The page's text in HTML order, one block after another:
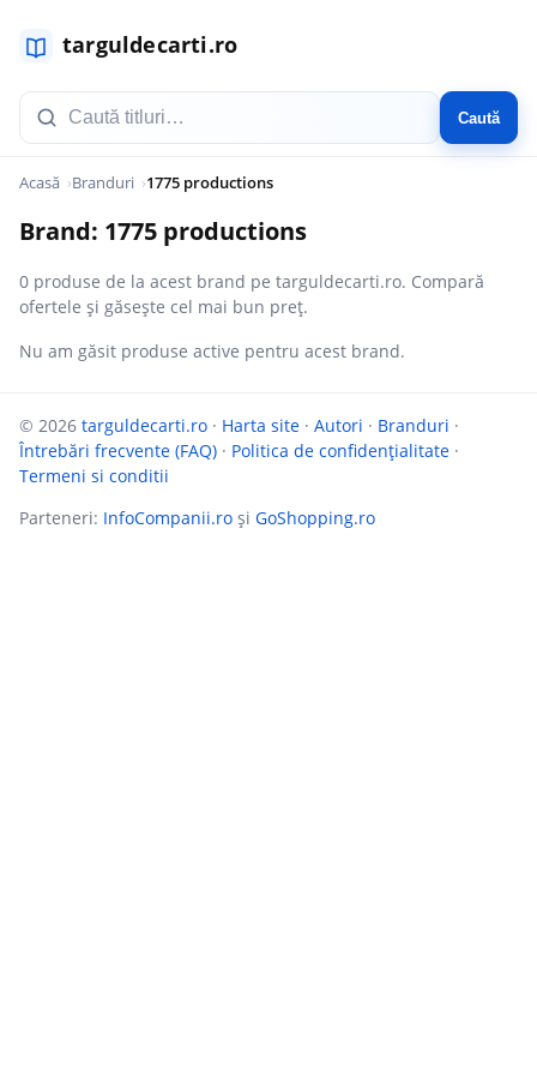
Caută
Acasă Branduri 1775 productions
Brand: 1775 productions
0 produse de la acest brand pe targuldecarti.ro. Compară
ofertele și găsește cel mai bun preț.
Nu am găsit produse active pentru acest brand.
© 2026 targuldecarti.ro · Harta site · Autori · Branduri ·
Întrebări frecvente (FAQ) · Politica de confidențialitate ·
Termeni si conditii
Parteneri: InfoCompanii.ro și GoShopping.ro